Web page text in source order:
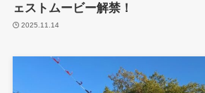
ェストムービー解禁！
2025.11.14